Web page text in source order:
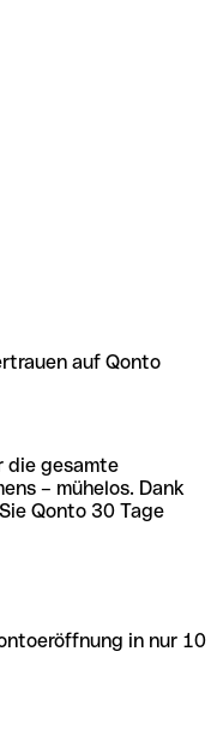
auf Qonto
die gesamte
– mühelos. Dank
Qonto 30 Tage
in nur 10